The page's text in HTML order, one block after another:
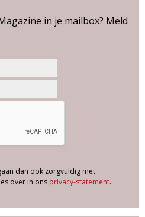
in je mailbox? Meld
dan ook zorgvuldig met
over in ons privacy-statement.